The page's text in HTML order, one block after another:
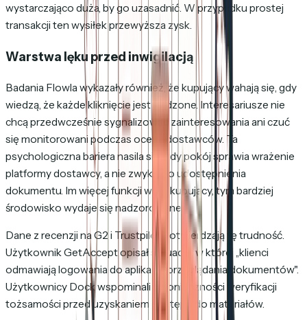
wystarczająco duża, by go uzasadnić. W przypadku prostej
transakcji ten wysiłek przewyższa zysk.
Warstwa lęku przed inwigilacją
Badania Flowla wykazały również, że kupujący wahają się, gdy
wiedzą, że każde kliknięcie jest śledzone. Interesariusze nie
chcą przedwcześnie sygnalizować zainteresowania ani czuć
się monitorowani podczas oceny dostawców. Ta
psychologiczna bariera nasila się, gdy pokój sprawia wrażenie
platformy dostawcy, a nie zwykłego udostępnienia
dokumentu. Im więcej funkcji widzi kupujący, tym bardziej
środowisko wydaje się nadzorowane.
Dane z recenzji na G2 i Trustpilot potwierdzają tę trudność.
Użytkownik GetAccept opisał sytuację, w której „klienci
odmawiają logowania do aplikacji i przeglądania dokumentów".
Użytkownicy Dock wspominali o konieczności weryfikacji
tożsamości przed uzyskaniem dostępu do materiałów.